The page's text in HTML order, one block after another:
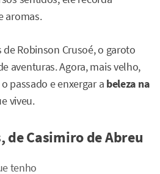
aromas.
Robinson Crusoé, o garoto
aventuras. Agora, mais velho,
passado e enxergar a beleza na
viveu.
de Casimiro de Abreu
tenho